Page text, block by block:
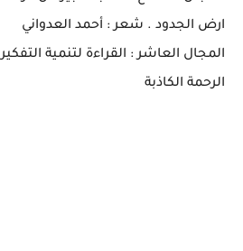
ارض الجدود . شعر : أحمد العدواني
المجال العاشر : القراءة لتنمية التفكير
الرحمة الكاذبة